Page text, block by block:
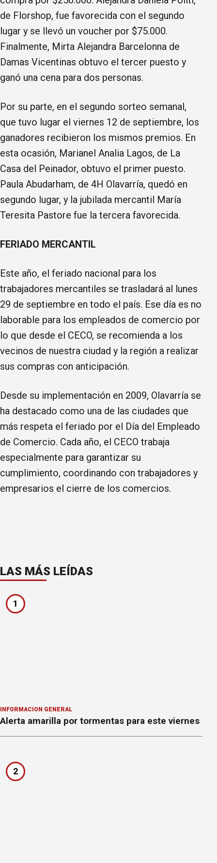
de Florshop, fue favorecida con el segundo
lugar y se llevó un voucher por $75.000.
Finalmente, Mirta Alejandra Barcelonna de
Damas Vicentinas obtuvo el tercer puesto y
ganó una cena para dos personas.
Por su parte, en el segundo sorteo semanal,
que tuvo lugar el viernes 12 de septiembre, los
ganadores recibieron los mismos premios. En
esta ocasión, Marianel Analia Lagos, de La
Casa del Peinador, obtuvo el primer puesto.
Paula Abudarham, de 4H Olavarría, quedó en
segundo lugar, y la jubilada mercantil María
Teresita Pastore fue la tercera favorecida.
FERIADO MERCANTIL
Este año, el feriado nacional para los
trabajadores mercantiles se trasladará al lunes
29 de septiembre en todo el país. Ese día es no
laborable para los empleados de comercio por
lo que desde el CECO, se recomienda a los
vecinos de nuestra ciudad y la región a realizar
sus compras con anticipación.
Desde su implementación en 2009, Olavarría se
ha destacado como una de las ciudades que
más respeta el feriado por el Día del Empleado
de Comercio. Cada año, el CECO trabaja
especialmente para garantizar su
cumplimiento, coordinando con trabajadores y
empresarios el cierre de los comercios.
LAS MÁS LEÍDAS
1
INFORMACION GENERAL
Alerta amarilla por tormentas para este viernes
2